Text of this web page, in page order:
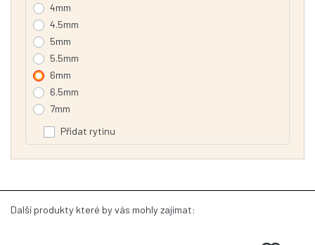
4mm
4.5mm
5mm
5.5mm
6mm
6.5mm
7mm
Přidat rytinu
Další produkty které by vás mohly zajímat: